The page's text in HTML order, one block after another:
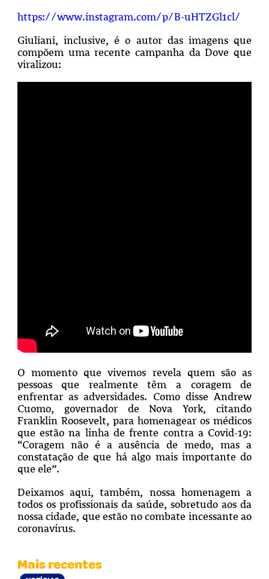
https://www.instagram.com/p/B-uHTZGl1cl/
Giuliani, inclusive, é o autor das imagens que
compõem uma recente campanha da Dove que
viralizou:
O momento que vivemos revela quem são as
pessoas que realmente têm a coragem de
enfrentar as adversidades. Como disse Andrew
Cuomo, governador de Nova York, citando
Franklin Roosevelt, para homenagear os médicos
que estão na linha de frente contra a Covid-19:
“Coragem não é a ausência de medo, mas a
constatação de que há algo mais importante do
que ele”.
Deixamos aqui, também, nossa homenagem a
todos os profissionais da saúde, sobretudo aos da
nossa cidade, que estão no combate incessante ao
coronavírus.
Mais recentes